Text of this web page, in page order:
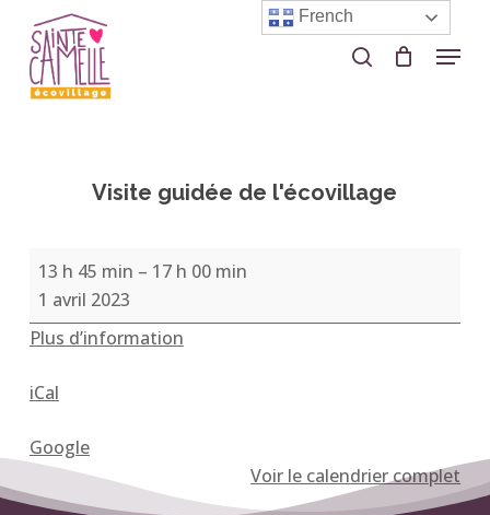
main
content
search Menu
Visite guidée de l'écovillage
Visite
guidée
de
l'écovillage
13 h 45 min – 17 h 00 min
1 avril 2023
Plus d’information
iCal
Google
Voir le calendrier complet
Close
French